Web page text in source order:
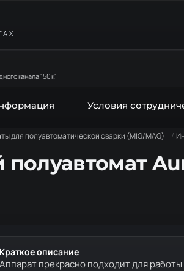
канала 150 к1
Условия
для полуавтоматической сварки (MIG/MAG)
описание
прекрасно подходит для